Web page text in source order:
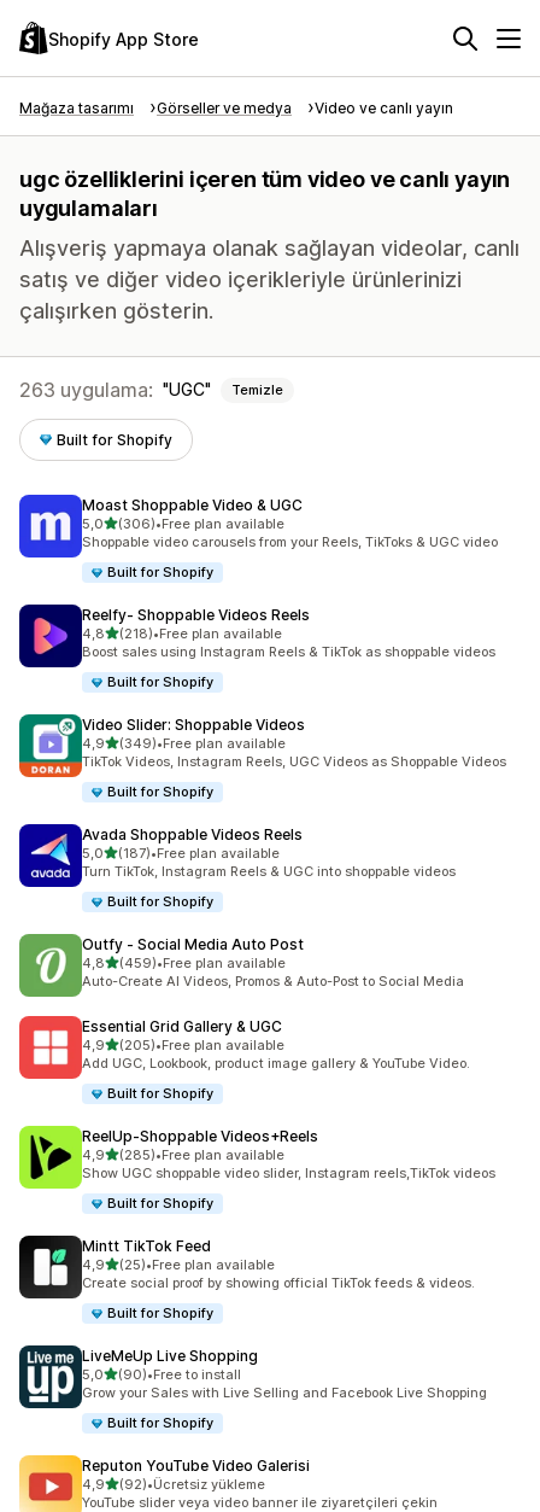
Shopify App Store
Mağaza tasarımı Görseller ve medya Video ve canlı yayın
ugc özelliklerini içeren tüm video ve canlı yayın
uygulamaları
Alışveriş yapmaya olanak sağlayan videolar, canlı
satış ve diğer video içerikleriyle ürünlerinizi
çalışırken gösterin.
263 uygulama: UGC Temizle
Built for Shopify
Moast Shoppable Video & UGC
5,05 yıldız üzerinden
(306)
toplam 306 değerlendirme
•Free plan available
Shoppable video carousels from your Reels, TikToks & UGC video
Built for Shopify
Reelfy‑ Shoppable Videos Reels
4,85 yıldız üzerinden
(218)
toplam 218 değerlendirme
•Free plan available
Boost sales using Instagram Reels & TikTok as shoppable videos
Built for Shopify
Video Slider: Shoppable Videos
4,95 yıldız üzerinden
(349)
toplam 349 değerlendirme
•Free plan available
TikTok Videos, Instagram Reels, UGC Videos as Shoppable Videos
Built for Shopify
Avada Shoppable Videos Reels
5,05 yıldız üzerinden
(187)
toplam 187 değerlendirme
•Free plan available
Turn TikTok, Instagram Reels & UGC into shoppable videos
Built for Shopify
Outfy ‑ Social Media Auto Post
4,85 yıldız üzerinden
(459)
toplam 459 değerlendirme
•Free plan available
Auto-Create AI Videos, Promos & Auto-Post to Social Media
Essential Grid Gallery & UGC
4,95 yıldız üzerinden
(205)
toplam 205 değerlendirme
•Free plan available
Add UGC, Lookbook, product image gallery & YouTube Video.
Built for Shopify
ReelUp‑Shoppable Videos+Reels
4,95 yıldız üzerinden
(285)
toplam 285 değerlendirme
•Free plan available
Show UGC shoppable video slider, Instagram reels,TikTok videos
Built for Shopify
Mintt TikTok Feed
4,95 yıldız üzerinden
(25)
toplam 25 değerlendirme
•Free plan available
Create social proof by showing official TikTok feeds & videos.
Built for Shopify
LiveMeUp Live Shopping
5,05 yıldız üzerinden
(90)
toplam 90 değerlendirme
•Free to install
Grow your Sales with Live Selling and Facebook Live Shopping
Built for Shopify
Reputon YouTube Video Galerisi
4,95 yıldız üzerinden
(92)
toplam 92 değerlendirme
•Ücretsiz yükleme
YouTube slider veya video banner ile ziyaretçileri çekin